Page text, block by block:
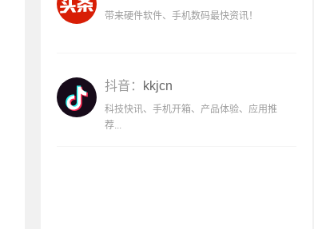
带来硬件软件、手机数码最快资讯！
抖音： kkjcn
科技快讯、手机开箱、产品体验、应用推
荐...